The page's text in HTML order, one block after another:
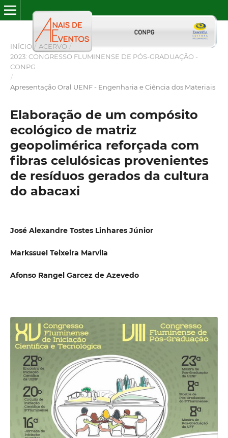
INÍCIO / ACERVO /
2023: CONGRESSO FLUMINENSE DE PÓS-GRADUAÇÃO -
CONPG
/
Apresentação Oral UENF - Engenharia e Ciência dos Materiais
Elaboração de um compósito
ecológico de matriz
geopolimérica reforçada com
fibras celulósicas provenientes
de resíduos gerados da cultura
do abacaxi
José Alexandre Tostes Linhares Júnior
Markssuel Teixeira Marvila
Afonso Rangel Garcez de Azevedo